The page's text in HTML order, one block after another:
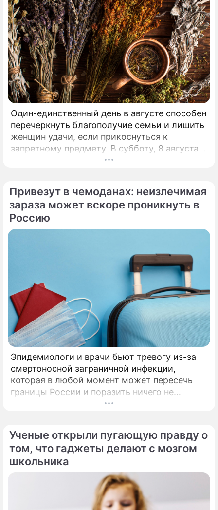
Один-единственный день в августе способен
перечеркнуть благополучие семьи и лишить
женщин удачи, если прикоснуться к
запретному предмету. В субботу, 8 августа,
православная церковь молитвенно чтит
Никомидийских.
Привезут в чемоданах: неизлечимая
зараза может вскоре проникнуть в
Россию
Эпидемиологи и врачи бьют тревогу из-за
смертоносной заграничной инфекции,
которая в любой момент может пересечь
границы России и поразить ничего не
подозревающих граждан. Россию
и смертоносный вирус Бурбон.
Ученые открыли пугающую правду о
том, что гаджеты делают с мозгом
школьника